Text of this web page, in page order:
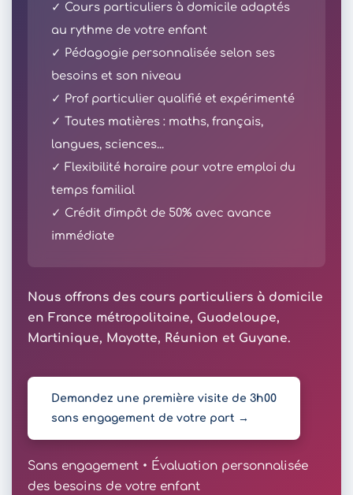
✓ Cours particuliers à domicile adaptés
au rythme de votre enfant
✓ Pédagogie personnalisée selon ses
besoins et son niveau
✓ Prof particulier qualifié et expérimenté
✓ Toutes matières : maths, français,
langues, sciences...
✓ Flexibilité horaire pour votre emploi du
temps familial
✓ Crédit d'impôt de 50% avec avance
immédiate
Nous offrons des cours particuliers à domicile
en France métropolitaine, Guadeloupe,
Martinique, Mayotte, Réunion et Guyane.
Demandez une première visite de 3h00
sans engagement de votre part →
Sans engagement • Évaluation personnalisée
des besoins de votre enfant